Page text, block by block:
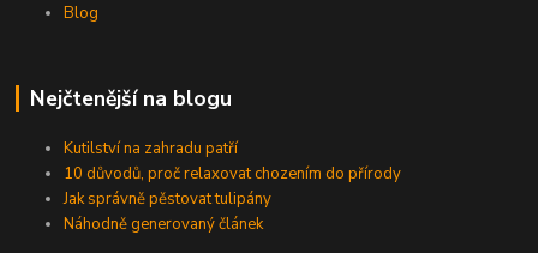
Blog
Nejčtenější na blogu
Kutilství na zahradu patří
10 důvodů, proč relaxovat chozením do přírody
Jak správně pěstovat tulipány
Náhodně generovaný článek